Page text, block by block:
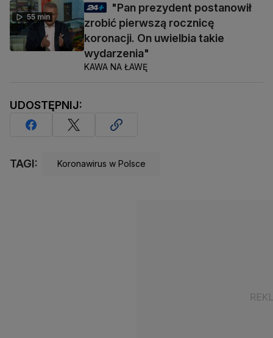
55 min
"Pan prezydent postanowił
zrobić pierwszą rocznicę
koronacji. On uwielbia takie
wydarzenia"
KAWA NA ŁAWĘ
UDOSTĘPNIJ:
TAGI: Koronawirus w Polsce